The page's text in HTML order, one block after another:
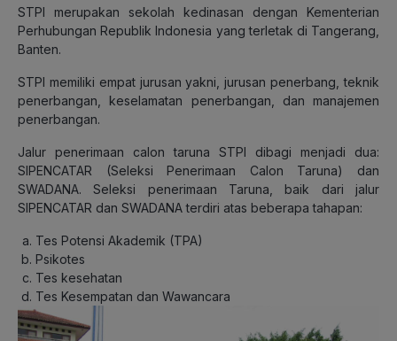
STPI merupakan sekolah kedinasan dengan Kementerian
Perhubungan Republik Indonesia yang terletak di Tangerang,
Banten.
STPI memiliki empat jurusan yakni, jurusan penerbang, teknik
penerbangan, keselamatan penerbangan, dan manajemen
penerbangan.
Jalur penerimaan calon taruna STPI dibagi menjadi dua:
SIPENCATAR (Seleksi Penerimaan Calon Taruna) dan
SWADANA. Seleksi penerimaan Taruna, baik dari jalur
SIPENCATAR dan SWADANA terdiri atas beberapa tahapan:
Tes Potensi Akademik (TPA)
Psikotes
Tes kesehatan
Tes Kesempatan dan Wawancara